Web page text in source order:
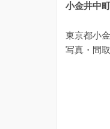
小金井中
東京都小
写真・間